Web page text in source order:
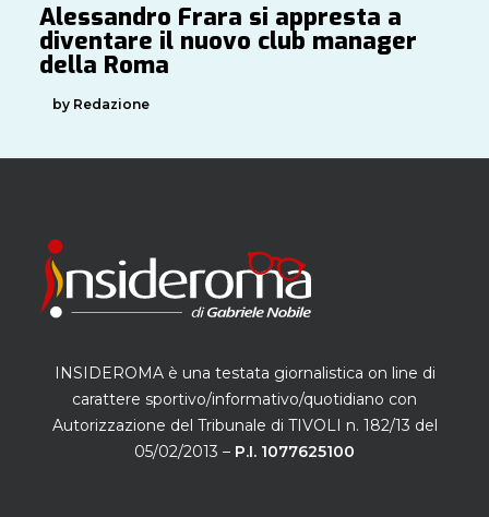
Alessandro Frara si appresta a
diventare il nuovo club manager
della Roma
by Redazione
INSIDEROMA è una testata giornalistica on line di
carattere sportivo/informativo/quotidiano con
Autorizzazione del Tribunale di TIVOLI n. 182/13 del
05/02/2013 – P.I. 1077625100